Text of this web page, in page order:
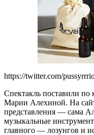
https://twitter.com/
Спектакль поставили
Марии Алехиной. На
представления — сама
музыкальные
главного — лозунгов и